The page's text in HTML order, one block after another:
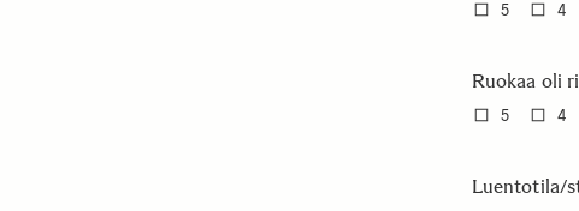
5 4
Ruokaa oli
5 4
Luentotila/